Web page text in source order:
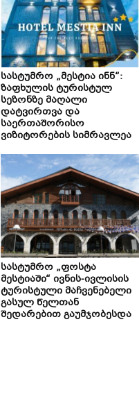
სასტუმრო „მესტია ინნ“:
ზაფხულის ტურისტულ
სეზონზე მაღალი
დატვირთვა და
საერთაშორისო
ვიზიტორების სიმრავლეა
სასტუმრო „ფოსტა
მესტიაში“ ივნის-ივლისის
ტურისტული მაჩვენებელი
გასულ წელთან
შედარებით გაუმჯობესდა